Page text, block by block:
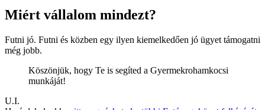
Miért vállalom mindezt?
Futni jó. Futni és közben egy ilyen kiemelkedően jó ügyet támogatni
még jobb.
Köszönjük, hogy Te is segíted a Gyermek­roham­kocsi
munkáját!
U.I.